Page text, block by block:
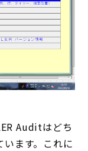
Auditはどち
ます。これに